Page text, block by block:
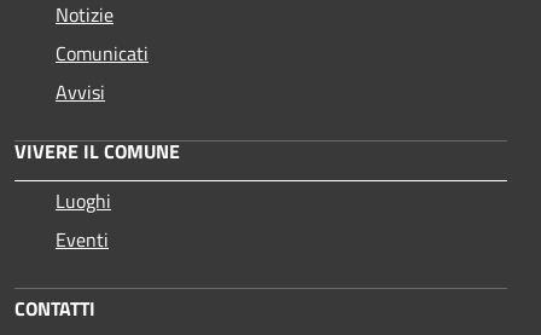
Notizie
Comunicati
Avvisi
VIVERE IL COMUNE
Luoghi
Eventi
CONTATTI